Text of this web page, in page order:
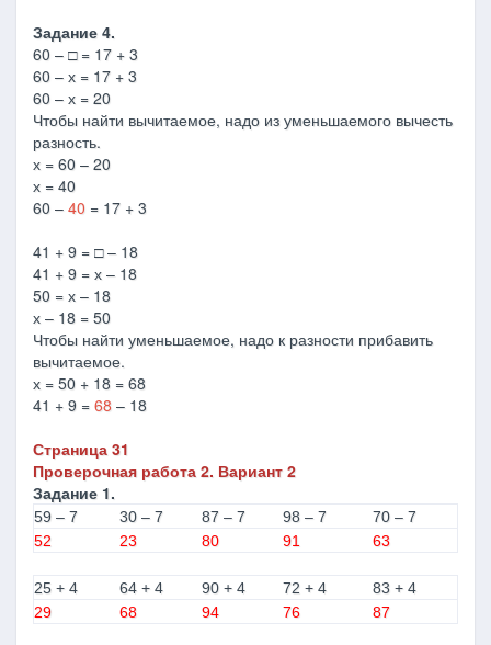
Задание 4.
60 – □ = 17 + 3
60 – х = 17 + 3
60 – х = 20
Чтобы найти вычитаемое, надо из уменьшаемого вычесть
разность.
х = 60 – 20
х = 40
60 – 40 = 17 + 3
41 + 9 = □ – 18
41 + 9 = х – 18
50 = х – 18
х – 18 = 50
Чтобы найти уменьшаемое, надо к разности прибавить
вычитаемое.
х = 50 + 18 = 68
41 + 9 = 68 – 18
Страница 31
Проверочная работа 2. Вариант 2
Задание 1.
59 – 7 30 – 7 87 – 7 98 – 7
70 – 7
52
23 80 91 63
25 + 4 64 + 4 90 + 4 72 + 4
83 + 4
29
68 94 76 87